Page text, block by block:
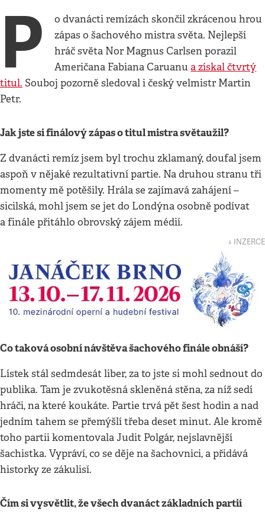
P
o dvanácti remízách skončil zkrácenou hrou
zápas o šachového mistra světa. Nejlepší
hráč světa Nor Magnus Carlsen porazil
Američana Fabiana Caruanua získal čtvrtý
titul. Souboj pozorně sledoval i český velmistr Martin
Petr.
Jak jste si finálový zápas o titul mistra světaužil?
Z dvanácti remíz jsem byl trochu zklamaný, doufal jsem
aspoň v nějaké rezultativní partie. Na druhou stranu tři
momenty mě potěšily. Hrála se zajímavá zahájení –
sicilská, mohl jsem se jet do Londýna osobně podívat
a finále přitáhlo obrovský zájem médií.
↓ INZERCE
Co taková osobní návštěva šachového finále obnáší?
Lístek stál sedmdesát liber, za to jste si mohl sednout do
publika. Tam je zvukotěsná skleněná stěna, za níž sedí
hráči, na které koukáte. Partie trvá pět šest hodin a nad
jedním tahem se přemýšlí třeba deset minut. Ale kromě
toho partii komentovala Judit Polgár, nejslavnější
šachistka. Vypráví, co se děje na šachovnici, a přidává
historky ze zákulisí.
Čím si vysvětlit, že všech dvanáct základních partií